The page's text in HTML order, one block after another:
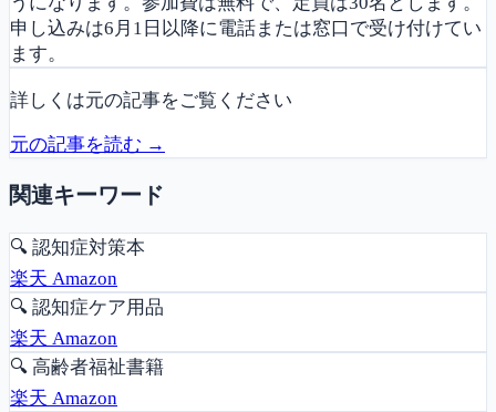
申し込みは6月1日以降に電話または窓口で受け付けてい
ます。
詳しくは元の記事をご覧ください
元の記事を読む →
関連キーワード
🔍 認知症対策本
楽天 Amazon
🔍 認知症ケア用品
楽天 Amazon
🔍 高齢者福祉書籍
楽天 Amazon